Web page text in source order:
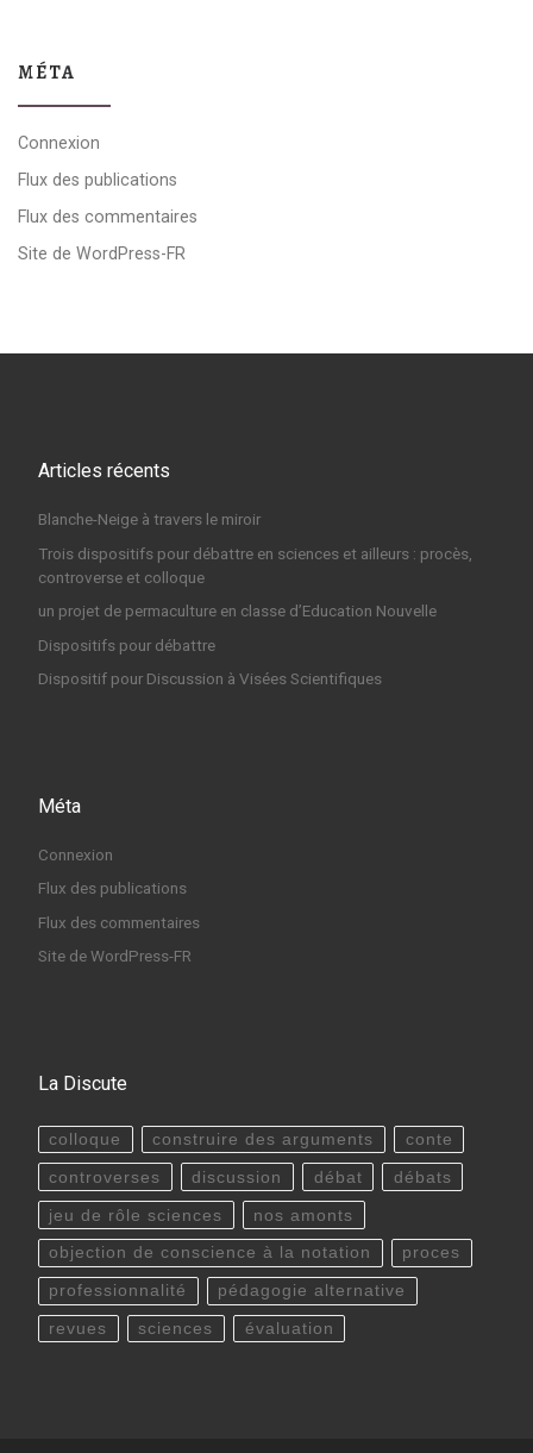
MÉTA
Connexion
Flux des publications
Flux des commentaires
Site de WordPress-FR
Articles récents
Blanche-Neige à travers le miroir
Trois dispositifs pour débattre en sciences et ailleurs : procès,
controverse et colloque
un projet de permaculture en classe d’Education Nouvelle
Dispositifs pour débattre
Dispositif pour Discussion à Visées Scientifiques
Méta
Connexion
Flux des publications
Flux des commentaires
Site de WordPress-FR
La Discute
colloque construire des arguments conte
controverses discussion débat débats
jeu de rôle sciences nos amonts
objection de conscience à la notation proces
professionnalité pédagogie alternative
revues sciences évaluation